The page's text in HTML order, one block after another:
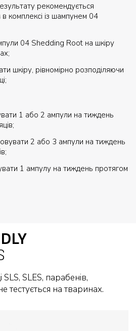
рекомендується
комплексі із шампунем 04
04 Shedding Root на шкіру
шкіру, рівномірно розподіляючи
1 або 2 ампули на тиждень
2 або 3 ампули на тиждень
1 ампулу на тиждень протягом
SLS, SLES, парабенів,
тестується на тваринах.